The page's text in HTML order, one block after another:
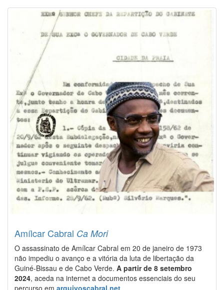
Amílcar Cabral Ca Mori
O assassinato de Amílcar Cabral em 20 de janeiro de 1973
não impediu o avanço e a vitória da luta de libertação da
Guiné-Bissau e de Cabo Verde. A partir de 8 setembro
2024, aceda na internet a documentos essenciais do seu